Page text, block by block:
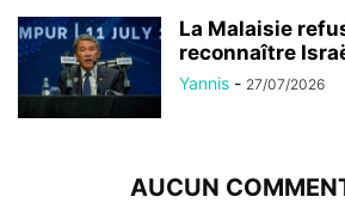
La Malaisie
reconnaître
Yannis - 27/07/2026
AUCUN